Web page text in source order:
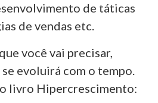
de táticas
de vendas etc.
você vai precisar,
evoluirá com o tempo.
livro Hipercrescimento: